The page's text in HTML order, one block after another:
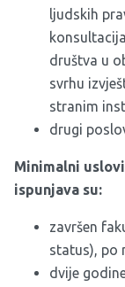
ljudskih
društva u
svrhu
stranim
drugi
Minimalni
ispunjava su:
završen
status), po
dvije